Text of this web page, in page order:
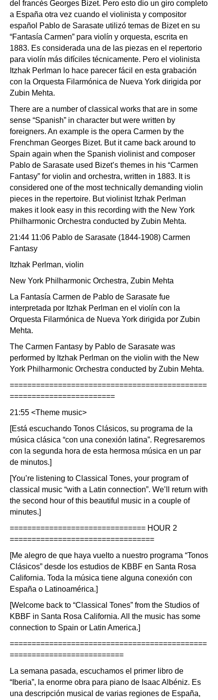
del francés Georges Bizet. Pero esto dio un giro completo
a España otra vez cuando el violinista y compositor
español Pablo de Sarasate utilizó temas de Bizet en su
“Fantasía Carmen” para violín y orquesta, escrita en
1883. Es considerada una de las piezas en el repertorio
para violín más difíciles técnicamente. Pero el violinista
Itzhak Perlman lo hace parecer fácil en esta grabación
con la Orquesta Filarmónica de Nueva York dirigida por
Zubin Mehta.
There are a number of classical works that are in some
sense “Spanish” in character but were written by
foreigners. An example is the opera Carmen by the
Frenchman Georges Bizet. But it came back around to
Spain again when the Spanish violinist and composer
Pablo de Sarasate used Bizet’s themes in his “Carmen
Fantasy” for violin and orchestra, written in 1883. It is
considered one of the most technically demanding violin
pieces in the repertoire. But violinist Itzhak Perlman
makes it look easy in this recording with the New York
Philharmonic Orchestra conducted by Zubin Mehta.
21:44 11:06 Pablo de Sarasate (1844-1908) Carmen
Fantasy
Itzhak Perlman, violin
New York Philharmonic Orchestra, Zubin Mehta
La Fantasía Carmen de Pablo de Sarasate fue
interpretada por Itzhak Perlman en el violín con la
Orquesta Filarmónica de Nueva York dirigida por Zubin
Mehta.
The Carmen Fantasy by Pablo de Sarasate was
performed by Itzhak Perlman on the violin with the New
York Philharmonic Orchestra conducted by Zubin Mehta.
=============================================
========================
21:55 <Theme music>
[Está escuchando Tonos Clásicos, su programa de la
música clásica “con una conexión latina”. Regresaremos
con la segunda hora de esta hermosa música en un par
de minutos.]
[You’re listening to Classical Tones, your program of
classical music “with a Latin connection”. We’ll return with
the second hour of this beautiful music in a couple of
minutes.]
=============================== HOUR 2
=================================
[Me alegro de que haya vuelto a nuestro programa “Tonos
Clásicos” desde los estudios de KBBF en Santa Rosa
California. Toda la música tiene alguna conexión con
España o Latinoamérica.]
[Welcome back to “Classical Tones” from the Studios of
KBBF in Santa Rosa California. All the music has some
connection to Spain or Latin America.]
=============================================
==========================
La semana pasada, escuchamos el primer libro de
“Iberia”, la enorme obra para piano de Isaac Albéniz. Es
una descripción musical de varias regiones de España,